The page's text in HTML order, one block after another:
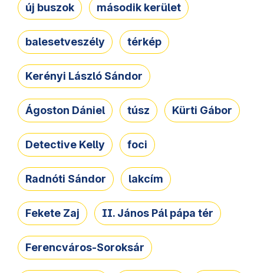
új buszok második kerület
balesetveszély térkép
Kerényi László Sándor
Ágoston Dániel túsz Kürti Gábor
Detective Kelly foci
Radnóti Sándor lakcím
Fekete Zaj II. János Pál pápa tér
Ferencváros-Soroksár